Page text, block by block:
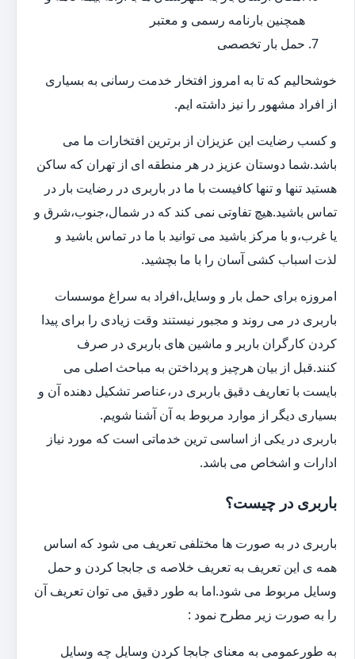
همچنین بارنامه رسمی و معتبر
حمل بار تخصصی
خوشحالیم که تا به امروز افتخار خدمت رسانی به بسیاری
از افراد مشهور را نیز داشته ایم.
و کسب رضایت این عزیزان از برترین افتخارات ما می
باشد.شما دوستان عزیز در هر منطقه ای از تهران که ساکن
هستید تنها و تنها کافیست با ما در باربری در رضایت بار در
تماس باشید.هیچ تفاوتی نمی کند که در شمال،جنوب،شرق و
یا غرب،و با مرکز باشید می توانید با ما در تماس باشید و
لذت اسباب کشی آسان را با ما بچشید.
امروزه برای حمل بار و وسایل،افراد به سراغ موسسات
باربری در می روند و مجبور نیستند وقت زیادی را برای پیدا
کردن کارگران باربر و ماشین های باربری در صرف
کنند.قبل از بیان هرچیز و پرداختن به مباحث اصلی می
بایست با تعاریف دقیق باربری در،عناصر تشکیل دهنده آن و
بسیاری دیگر از موارد مربوط به آن آشنا شویم.
باربری در یکی از اساسی ترین خدماتی است که مورد نیاز
ادارات و اشخاص می باشد.
باربری در چیست؟
باربری در به صورت ها مختلفی تعریف می شود که اساس
همه ی این تعریف به تعریف خلاصه ی جابجا کردن و حمل
وسایل مربوط می شود.اما به طور دقیق می توان تعریف آن
را به صورت زیر مطرح نمود :
به طورعمومی به معنای جابجا کردن وسایل چه وسایل